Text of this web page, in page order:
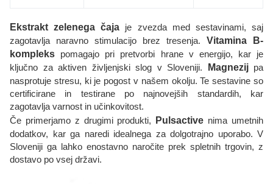
Ekstrakt zelenega čaja je zvezda med sestavinami, saj
zagotavlja naravno stimulacijo brez tresenja. Vitamina B-
kompleks pomagajo pri pretvorbi hrane v energijo, kar je
ključno za aktiven življenjski slog v Sloveniji.
Magnezijpa
nasprotuje stresu, ki je pogost v našem okolju. Te sestavine so
certificirane in testirane po najnovejših standardih, kar
zagotavlja varnost in učinkovitost.
Če primerjamo z drugimi produkti,
Pulsactive nima umetnih
dodatkov, kar ga naredi idealnega za dolgotrajno uporabo. V
Sloveniji ga lahko enostavno naročite prek spletnih trgovin, z
dostavo po vsej državi.